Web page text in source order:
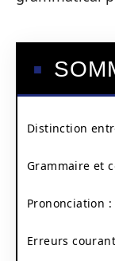
Distinction
Grammaire et
Prononciation
Erreurs